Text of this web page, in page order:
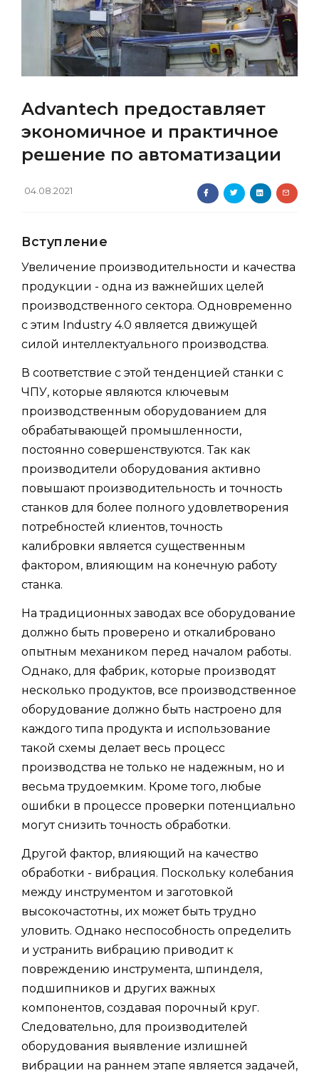
Advantech предоставляет
экономичное и практичное
решение по автоматизации
04.08.2021
Вступление
Увеличение производительности и качества
продукции - одна из важнейших целей
производственного сектора. Одновременно
с этим Industry 4.0 является движущей
силой интеллектуального производства.
В соответствие с этой тенденцией станки с
ЧПУ, которые являются ключевым
производственным оборудованием для
обрабатывающей промышленности,
постоянно совершенствуются. Так как
производители оборудования активно
повышают производительность и точность
станков для более полного удовлетворения
потребностей клиентов, точность
калибровки является существенным
фактором, влияющим на конечную работу
станка.
На традиционных заводах все оборудование
должно быть проверено и откалибровано
опытным механиком перед началом работы.
Однако, для фабрик, которые производят
несколько продуктов, все производственное
оборудование должно быть настроено для
каждого типа продукта и использование
такой схемы делает весь процесс
производства не только не надежным, но и
весьма трудоемким. Кроме того, любые
ошибки в процессе проверки потенциально
могут снизить точность обработки.
Другой фактор, влияющий на качество
обработки - вибрация. Поскольку колебания
между инструментом и заготовкой
высокочастотны, их может быть трудно
уловить. Однако неспособность определить
и устранить вибрацию приводит к
повреждению инструмента, шпинделя,
подшипников и других важных
компонентов, создавая порочный круг.
Следовательно, для производителей
оборудования выявление излишней
вибрации на раннем этапе является задачей,